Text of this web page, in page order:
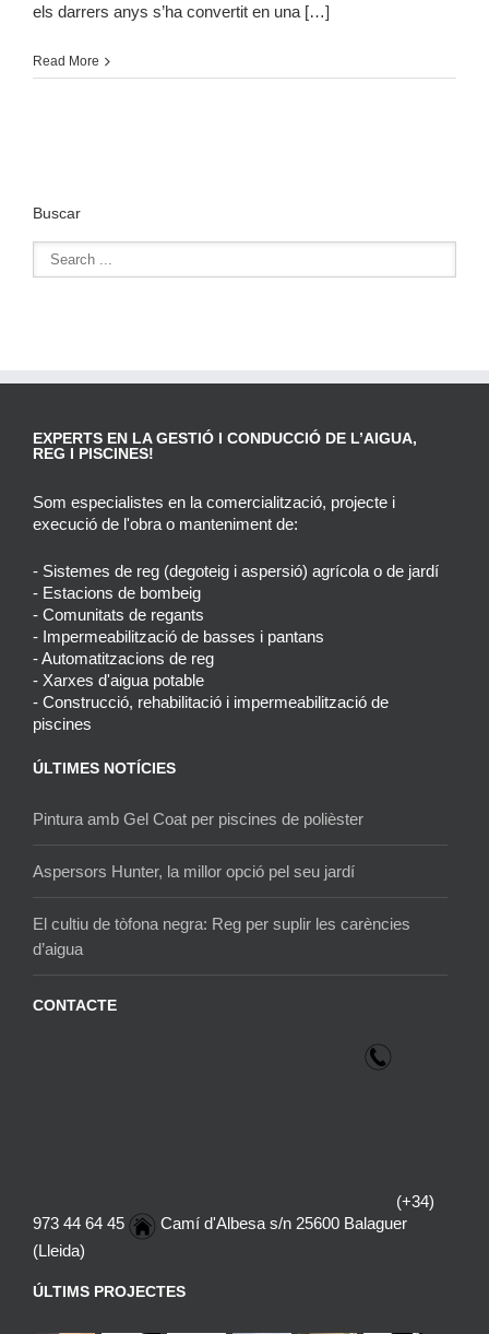
els darrers anys s’ha convertit en una […]
Read More
Buscar
EXPERTS EN LA GESTIÓ I CONDUCCIÓ DE L’AIGUA,
REG I PISCINES!
Som especialistes en la comercialització, projecte i
execució de l'obra o manteniment de:
- Sistemes de reg (degoteig i aspersió) agrícola o de jardí
- Estacions de bombeig
- Comunitats de regants
- Impermeabilització de basses i pantans
- Automatitzacions de reg
- Xarxes d'aigua potable
- Construcció, rehabilitació i impermeabilització de
piscines
ÚLTIMES NOTÍCIES
Pintura amb Gel Coat per piscines de polièster
Aspersors Hunter, la millor opció pel seu jardí
El cultiu de tòfona negra: Reg per suplir les carències
d’aigua
CONTACTE
(+34)
973 44 64 45
Camí d'Albesa s/n 25600 Balaguer
(Lleida)
ÚLTIMS PROJECTES